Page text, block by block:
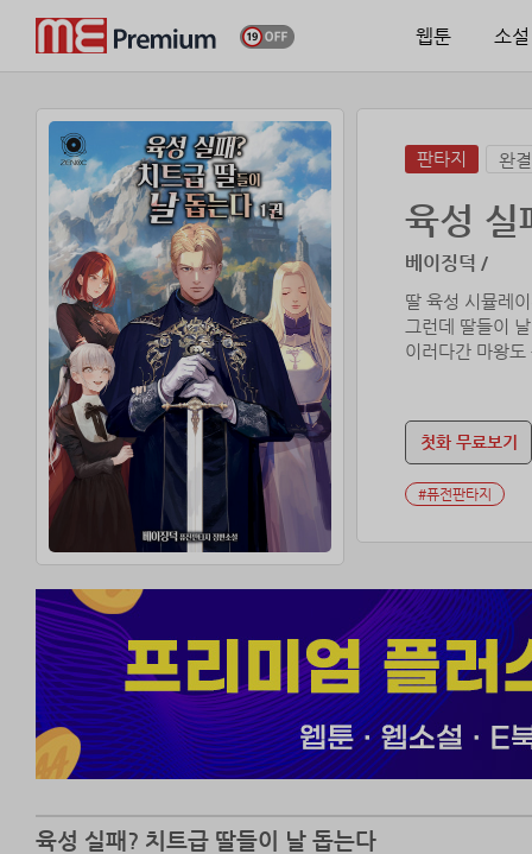
웹툰 소설
판타지 완결
육성 실
베이징덕 /
딸 육성 시뮬레
그런데 딸들이
이러다간 마왕
첫화 무료보기
#퓨전판타지
육성 실패? 치트급 딸들이 날 돕는다